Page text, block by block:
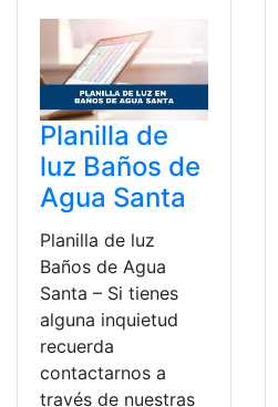
Planilla de
luz Baños de
Agua Santa
Planilla de luz
Baños de Agua
Santa – Si tienes
alguna inquietud
recuerda
contactarnos a
través de nuestras